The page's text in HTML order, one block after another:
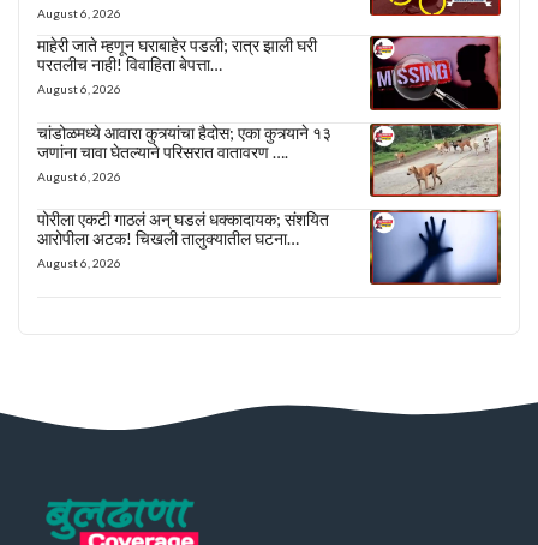
August 6, 2026
माहेरी जाते म्हणून घराबाहेर पडली; रात्र झाली घरी
परतलीच नाही! विवाहिता बेपत्ता…
August 6, 2026
चांडोळमध्ये आवारा कुत्र्यांचा हैदोस; एका कुत्र्याने १३
जणांना चावा घेतल्याने परिसरात वातावरण ….
August 6, 2026
पोरीला एकटी गाठलं अन् घडलं धक्कादायक; संशयित
आरोपीला अटक! चिखली तालुक्यातील घटना…
August 6, 2026